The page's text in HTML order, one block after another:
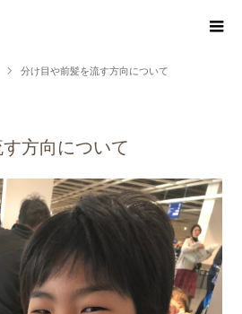
分け目や前髪を流す方向について
方向について